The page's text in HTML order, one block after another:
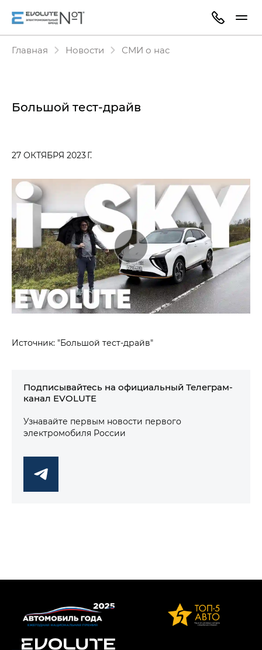
Главная Новости СМИ о нас
Большой тест-драйв
27 ОКТЯБРЯ 2023 Г.
Источник: "Большой тест-драйв"
Подписывайтесь на официальный Телеграм-
канал EVOLUTE
Узнавайте первым новости первого
электромобиля России